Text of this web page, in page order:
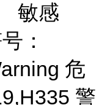
敏感
：
危
警